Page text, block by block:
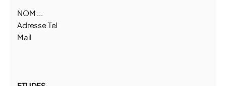
NOM ...
Adresse Tel
Mail